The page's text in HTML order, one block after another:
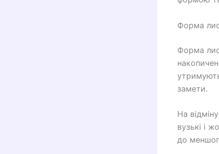
Форма
Форма
замети.
На
вузькі і
до